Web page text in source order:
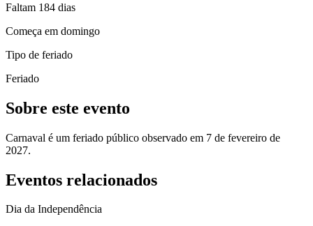
Faltam 184 dias
Começa em domingo
Tipo de feriado
Feriado
Sobre este evento
Carnaval é um feriado público observado em 7 de fevereiro de
2027.
Eventos relacionados
Dia da Independência